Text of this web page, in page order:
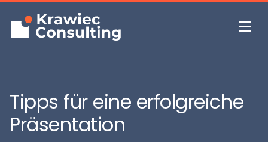
Tipps für eine erfolgreiche
Präsentation